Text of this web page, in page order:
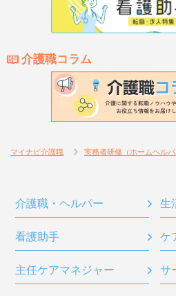
介護職コラム
マイナビ介護職 実務者研修（ホームヘルパ
介護職・ヘルパー 生
看護助手 ケ
主任ケアマネジャー サ